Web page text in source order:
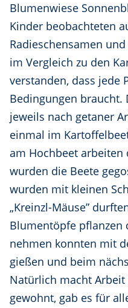
Blumenwiese
Kinder beobachteten
Radieschensamen
im Vergleich zu den
verstanden, dass jede
Bedingungen braucht.
jeweils nach getaner
einmal im
am Hochbeet arbeiten
wurden die Beete
wurden mit kleinen
„Kreinzl-Mäuse”
Blumentöpfe pflanzen
nehmen konnten mit
gießen und beim
Natürlich macht
gewohnt, gab es für